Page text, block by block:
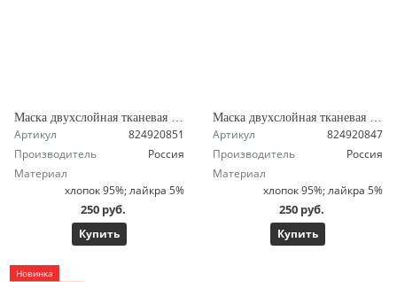
Артикул
824920851
Производитель
Россия
Материал
хлопок 95%; лайкра 5%
250 руб.
Купить
Артикул
824920847
Производитель
Россия
Материал
хлопок 95%; лайкра 5%
250 руб.
Купить
Новинка